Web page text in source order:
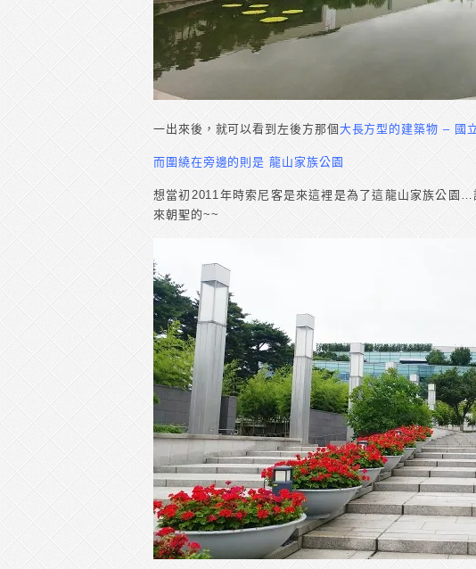
一出來後，就可以看到左後方那個 大長方型的建築物 – 國
而圍繞在旁邊的則是 龍山家族公園
想當初2011年時索尼客是來這裡是為了這龍山家族公園…
來朝聖的~~